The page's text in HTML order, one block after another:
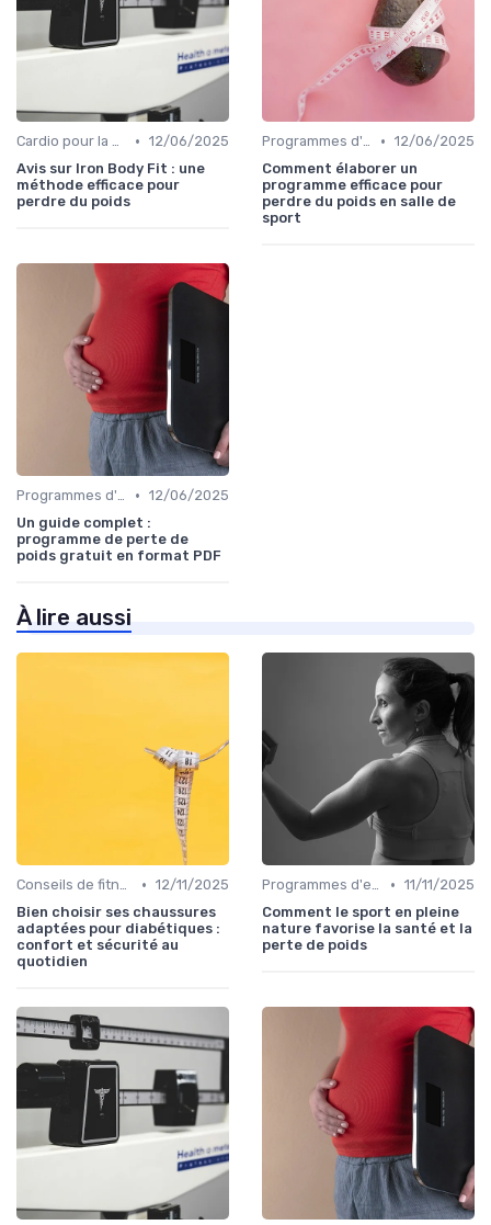
Cardio pour la perte de poids • 12/06/2025
Avis sur Iron Body Fit : une
méthode efficace pour
perdre du poids
Programmes d'entraînement • 12/06/2025
Comment élaborer un
programme efficace pour
perdre du poids en salle de
sport
Programmes d'entraînement • 12/06/2025
Un guide complet :
programme de perte de
poids gratuit en format PDF
À lire aussi
Conseils de fitness • 12/11/2025
Bien choisir ses chaussures
adaptées pour diabétiques :
confort et sécurité au
quotidien
Programmes d'entraînement • 11/11/2025
Comment le sport en pleine
nature favorise la santé et la
perte de poids